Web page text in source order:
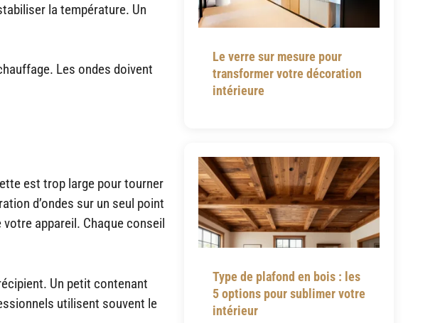
la température. Un
Les ondes doivent
est trop large pour tourner
d’ondes sur un seul point
appareil. Chaque conseil
Un petit contenant
utilisent souvent le
Le verre sur mesure pour
transformer votre décoration
intérieure
Type de plafond en bois : les
5 options pour sublimer votre
intérieur